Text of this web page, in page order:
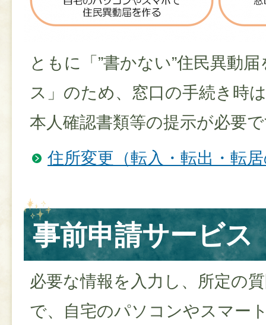
ともに「”書かない”住民異動
ス」のため、窓口の手続き時
本人確認書類等の提示が必要
住所変更（転入・転出・転
事前申請サービス
必要な情報を入力し、所定の
で、自宅のパソコンやスマー